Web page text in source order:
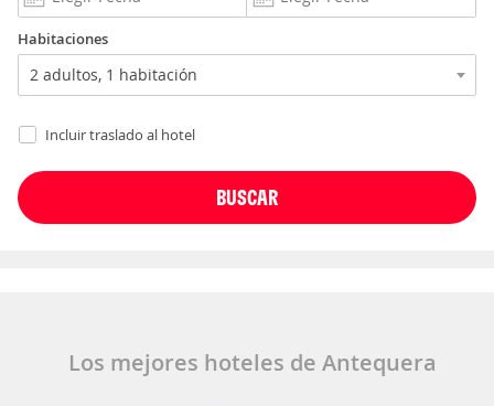
Habitaciones
Incluir traslado al hotel
Los mejores hoteles de Antequera